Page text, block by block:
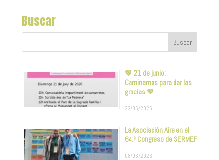
Buscar
💚 21 de junio:
Caminamos para dar las
gracias 💚
22/06/2026
La Asociación Aire en el
64.º Congreso de SERMEF
08/06/2026